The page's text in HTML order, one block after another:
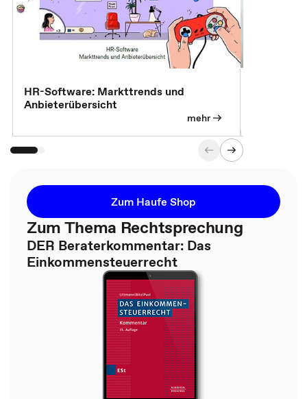
HR-Software: Markttrends und
Anbieterübersicht
mehr
Zum Haufe Shop
Zum Thema Rechtsprechung
DER Beraterkommentar: Das
Einkommensteuerrecht